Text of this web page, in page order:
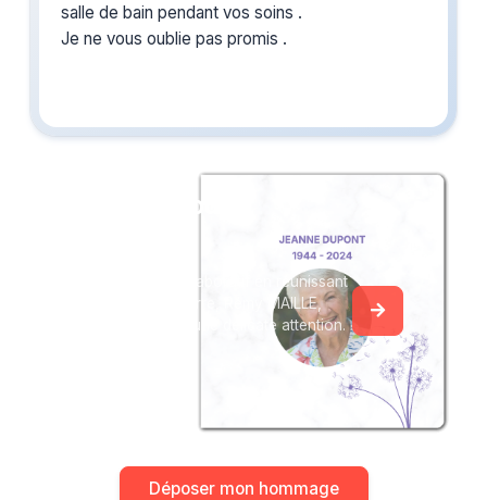
salle de bain pendant vos soins .
Je ne vous oublie pas promis .
Créez un album
Créez un album collaboratif en réunissant
les hommages à Pierre, Rémy MAILLE,
pour vous ou pour une délicate attention.
Déposer mon hommage